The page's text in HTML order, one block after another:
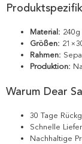
Material:
Größen:
Rahmen:
Produktion:
Warum Dear
30 Tage
Schnelle
Nachhaltige